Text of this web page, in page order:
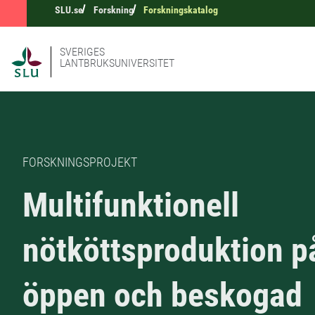
SLU.se Forskning Forskningskatalog
SVERIGES
LANTBRUKSUNIVERSITET
FORSKNINGSPROJEKT
Multifunktionell
nötköttsproduktion
öppen och beskogad